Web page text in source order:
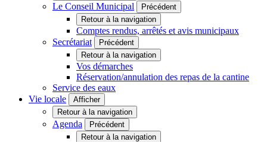
Le Conseil Municipal
Précédent
Retour à la navigation
Comptes rendus, arrêtés et avis municipaux
Secrétariat
Précédent
Retour à la navigation
Vos démarches
Réservation/annulation des repas de la cantine
Service des eaux
Vie locale
Afficher
Retour à la navigation
Agenda
Précédent
Retour à la navigation